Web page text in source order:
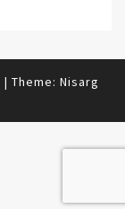
| Theme: Nisarg